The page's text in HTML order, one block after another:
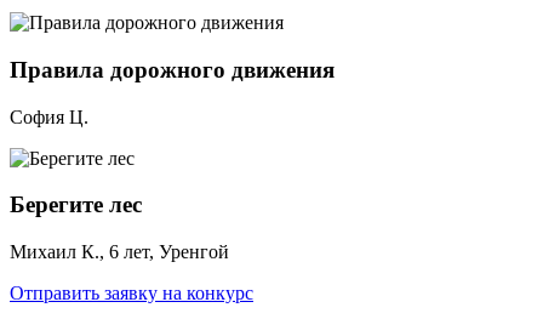
Правила дорожного движения
София Ц.
Берегите лес
Михаил К., 6 лет, Уренгой
Отправить заявку на конкурс